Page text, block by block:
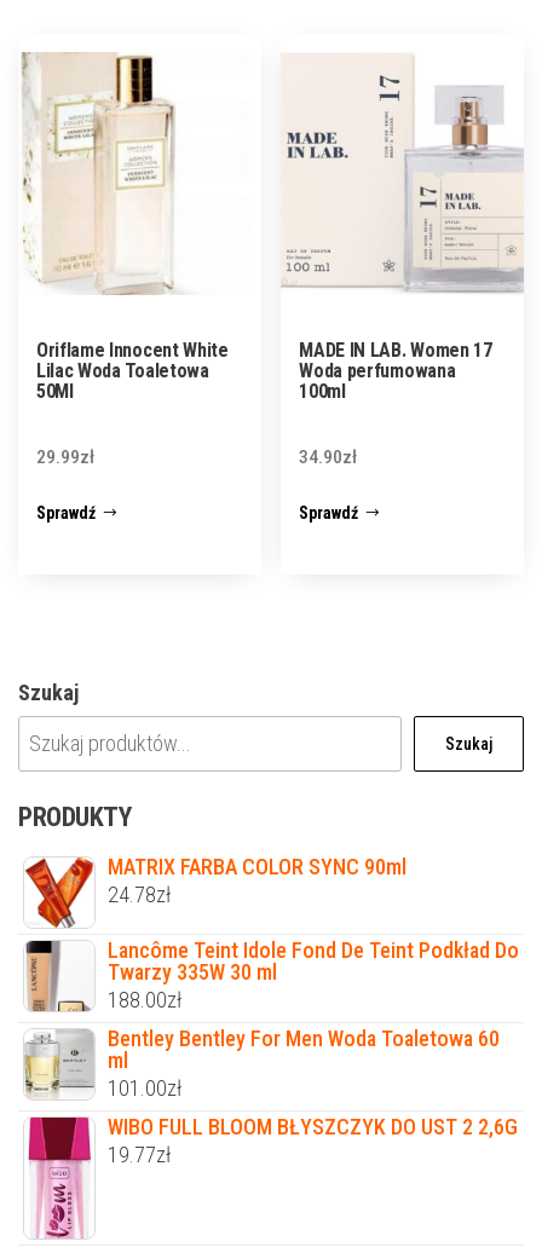
Oriflame Innocent White
Lilac Woda Toaletowa
50Ml
29.99zł
Sprawdź
MADE IN LAB. Women 17
Woda perfumowana
100ml
34.90zł
Sprawdź
Szukaj
Szukaj
PRODUKTY
MATRIX FARBA COLOR SYNC 90ml
24.78zł
Lancôme Teint Idole Fond De Teint Podkład Do
Twarzy 335W 30 ml
188.00zł
Bentley Bentley For Men Woda Toaletowa 60
ml
101.00zł
WIBO FULL BLOOM BŁYSZCZYK DO UST 2 2,6G
19.77zł